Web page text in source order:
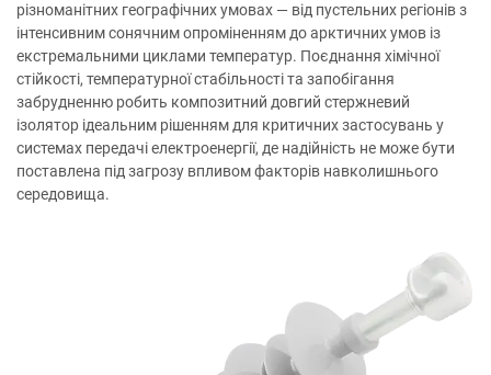
різноманітних географічних умовах — від пустельних регіонів з
інтенсивним сонячним опроміненням до арктичних умов із
екстремальними циклами температур. Поєднання хімічної
стійкості, температурної стабільності та запобігання
забрудненню робить композитний довгий стержневий
ізолятор ідеальним рішенням для критичних застосувань у
системах передачі електроенергії, де надійність не може бути
поставлена під загрозу впливом факторів навколишнього
середовища.